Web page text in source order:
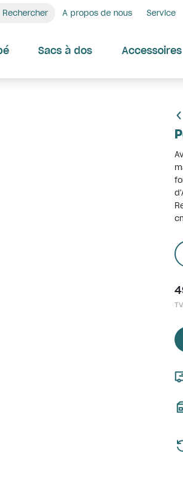
Rechercher A propos de nous Service
Sacs à dos Accessoires